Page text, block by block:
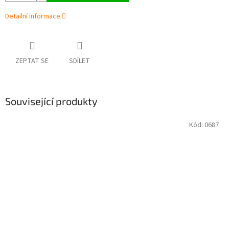
Detailní informace
ZEPTAT SE SDÍLET
Související produkty
Kód: 0687